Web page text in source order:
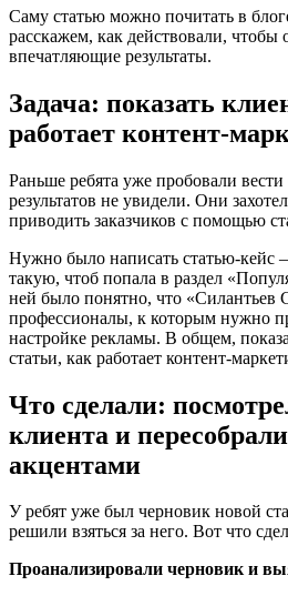
Саму статью можно почитать в
расскажем, как действовали, чтобы
впечатляющие результаты.
Задача: показать
работает контент-
Раньше ребята уже пробовали
результатов не увидели. Они
приводить заказчиков с помощью
Нужно было написать статью-кейс
такую, чтоб попала в раздел
ней было понятно, что «Силантьев
профессионалы, к которым нужно
настройке рекламы. В общем,
статьи, как работает контент-
Что сделали:
клиента и
акцентами
У ребят уже был черновик новой
решили взяться за него. Вот что
Проанализировали черновик и